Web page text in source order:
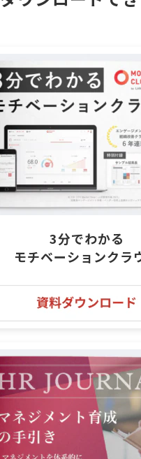
3分でわかる
モチベーションクラ